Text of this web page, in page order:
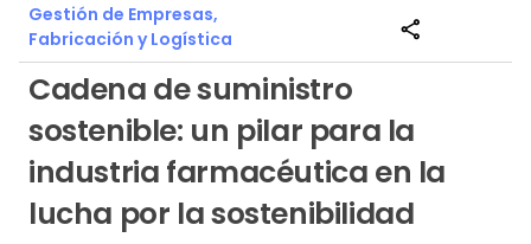
Gestión de Empresas,
Fabricación y Logística
share
Cadena de suministro
sostenible: un pilar para la
industria farmacéutica en la
lucha por la sostenibilidad